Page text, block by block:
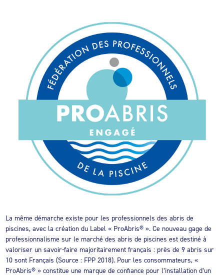
La même démarche existe pour les professionnels des abris de
piscines, avec la création du Label « ProAbris® ». Ce nouveau gage de
professionnalisme sur le marché des abris de piscines est destiné à
valoriser un savoir-faire majoritairement français : près de 9 abris sur
10 sont Français (Source : FPP 2018). Pour les consommateurs, «
ProAbris® » constitue une marque de confiance pour l’installation d’un